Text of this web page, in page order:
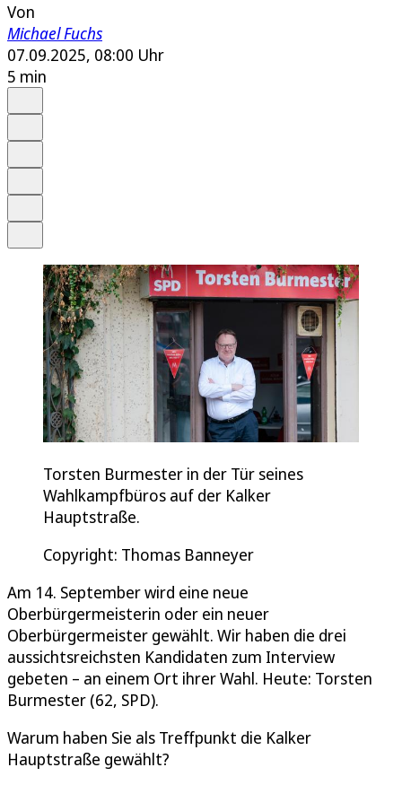
Von
Michael Fuchs
07.09.2025, 08:00 Uhr
5 min
Torsten Burmester in der Tür seines
Wahlkampfbüros auf der Kalker
Hauptstraße.
Copyright: Thomas Banneyer
Am 14. September wird eine neue
Oberbürgermeisterin oder ein neuer
Oberbürgermeister gewählt. Wir haben die drei
aussichtsreichsten Kandidaten zum Interview
gebeten – an einem Ort ihrer Wahl. Heute: Torsten
Burmester (62, SPD).
Warum haben Sie als Treffpunkt die Kalker
Hauptstraße gewählt?